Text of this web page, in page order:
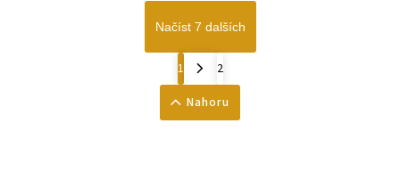
Načíst 7 dalších
1
2
Nahoru